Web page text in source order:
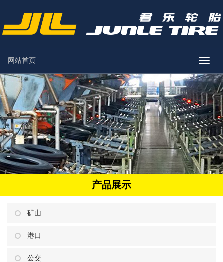
Toggle
网站首页
产品展示
矿山
港口
公交